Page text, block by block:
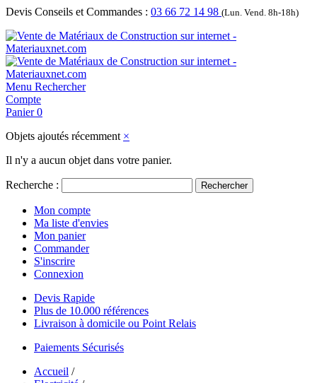
Devis Conseils et Commandes : 03 66 72 14 98 (Lun. Vend. 8h-18h)
Menu Rechercher
Compte
Panier 0
Objets ajoutés récemment ×
Il n'y a aucun objet dans votre panier.
Recherche : Rechercher
Mon compte
Ma liste d'envies
Mon panier
Commander
S'inscrire
Connexion
Devis Rapide
Plus de 10.000 références
Livraison à domicile ou Point Relais
Paiements Sécurisés
Accueil /